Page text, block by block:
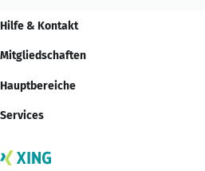
Hilfe & Kontakt
Mitgliedschaften
Hauptbereiche
Services